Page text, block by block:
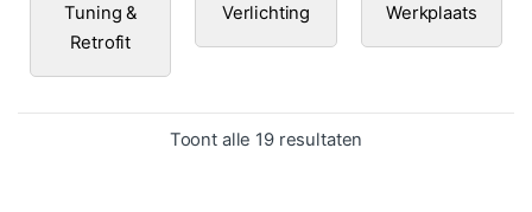
Tuning &
Retrofit
Verlichting Werkplaats
Toont alle 19 resultaten